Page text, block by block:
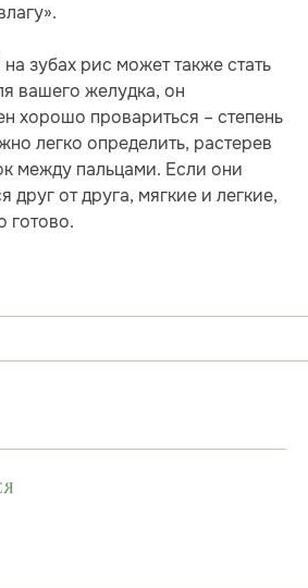
зубах рис может также стать
вашего желудка, он
хорошо провариться – степень
легко определить, растерев
между пальцами. Если они
друг от друга, мягкие и легкие,
готово.